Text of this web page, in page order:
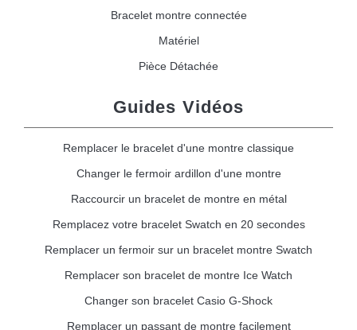
Bracelet montre connectée
Matériel
Pièce Détachée
Guides Vidéos
Remplacer le bracelet d'une montre classique
Changer le fermoir ardillon d'une montre
Raccourcir un bracelet de montre en métal
Remplacez votre bracelet Swatch en 20 secondes
Remplacer un fermoir sur un bracelet montre Swatch
Remplacer son bracelet de montre Ice Watch
Changer son bracelet Casio G-Shock
Remplacer un passant de montre facilement